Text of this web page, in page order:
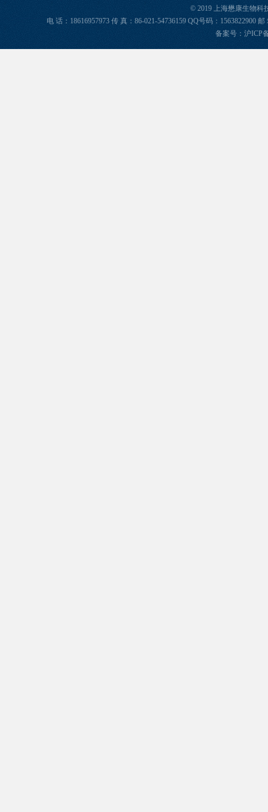
© 2019 上海懋康生物科
电 话：18616957973 传 真：86-021-54736159 QQ号码：1563822900
备案号： 沪ICP